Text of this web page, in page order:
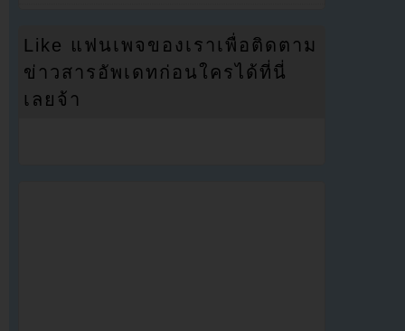
Like แฟนเพจของเราเพื่อติดตาม
ข่าวสารอัพเดทก่อนใครได้ที่นี่
เลยจ้า